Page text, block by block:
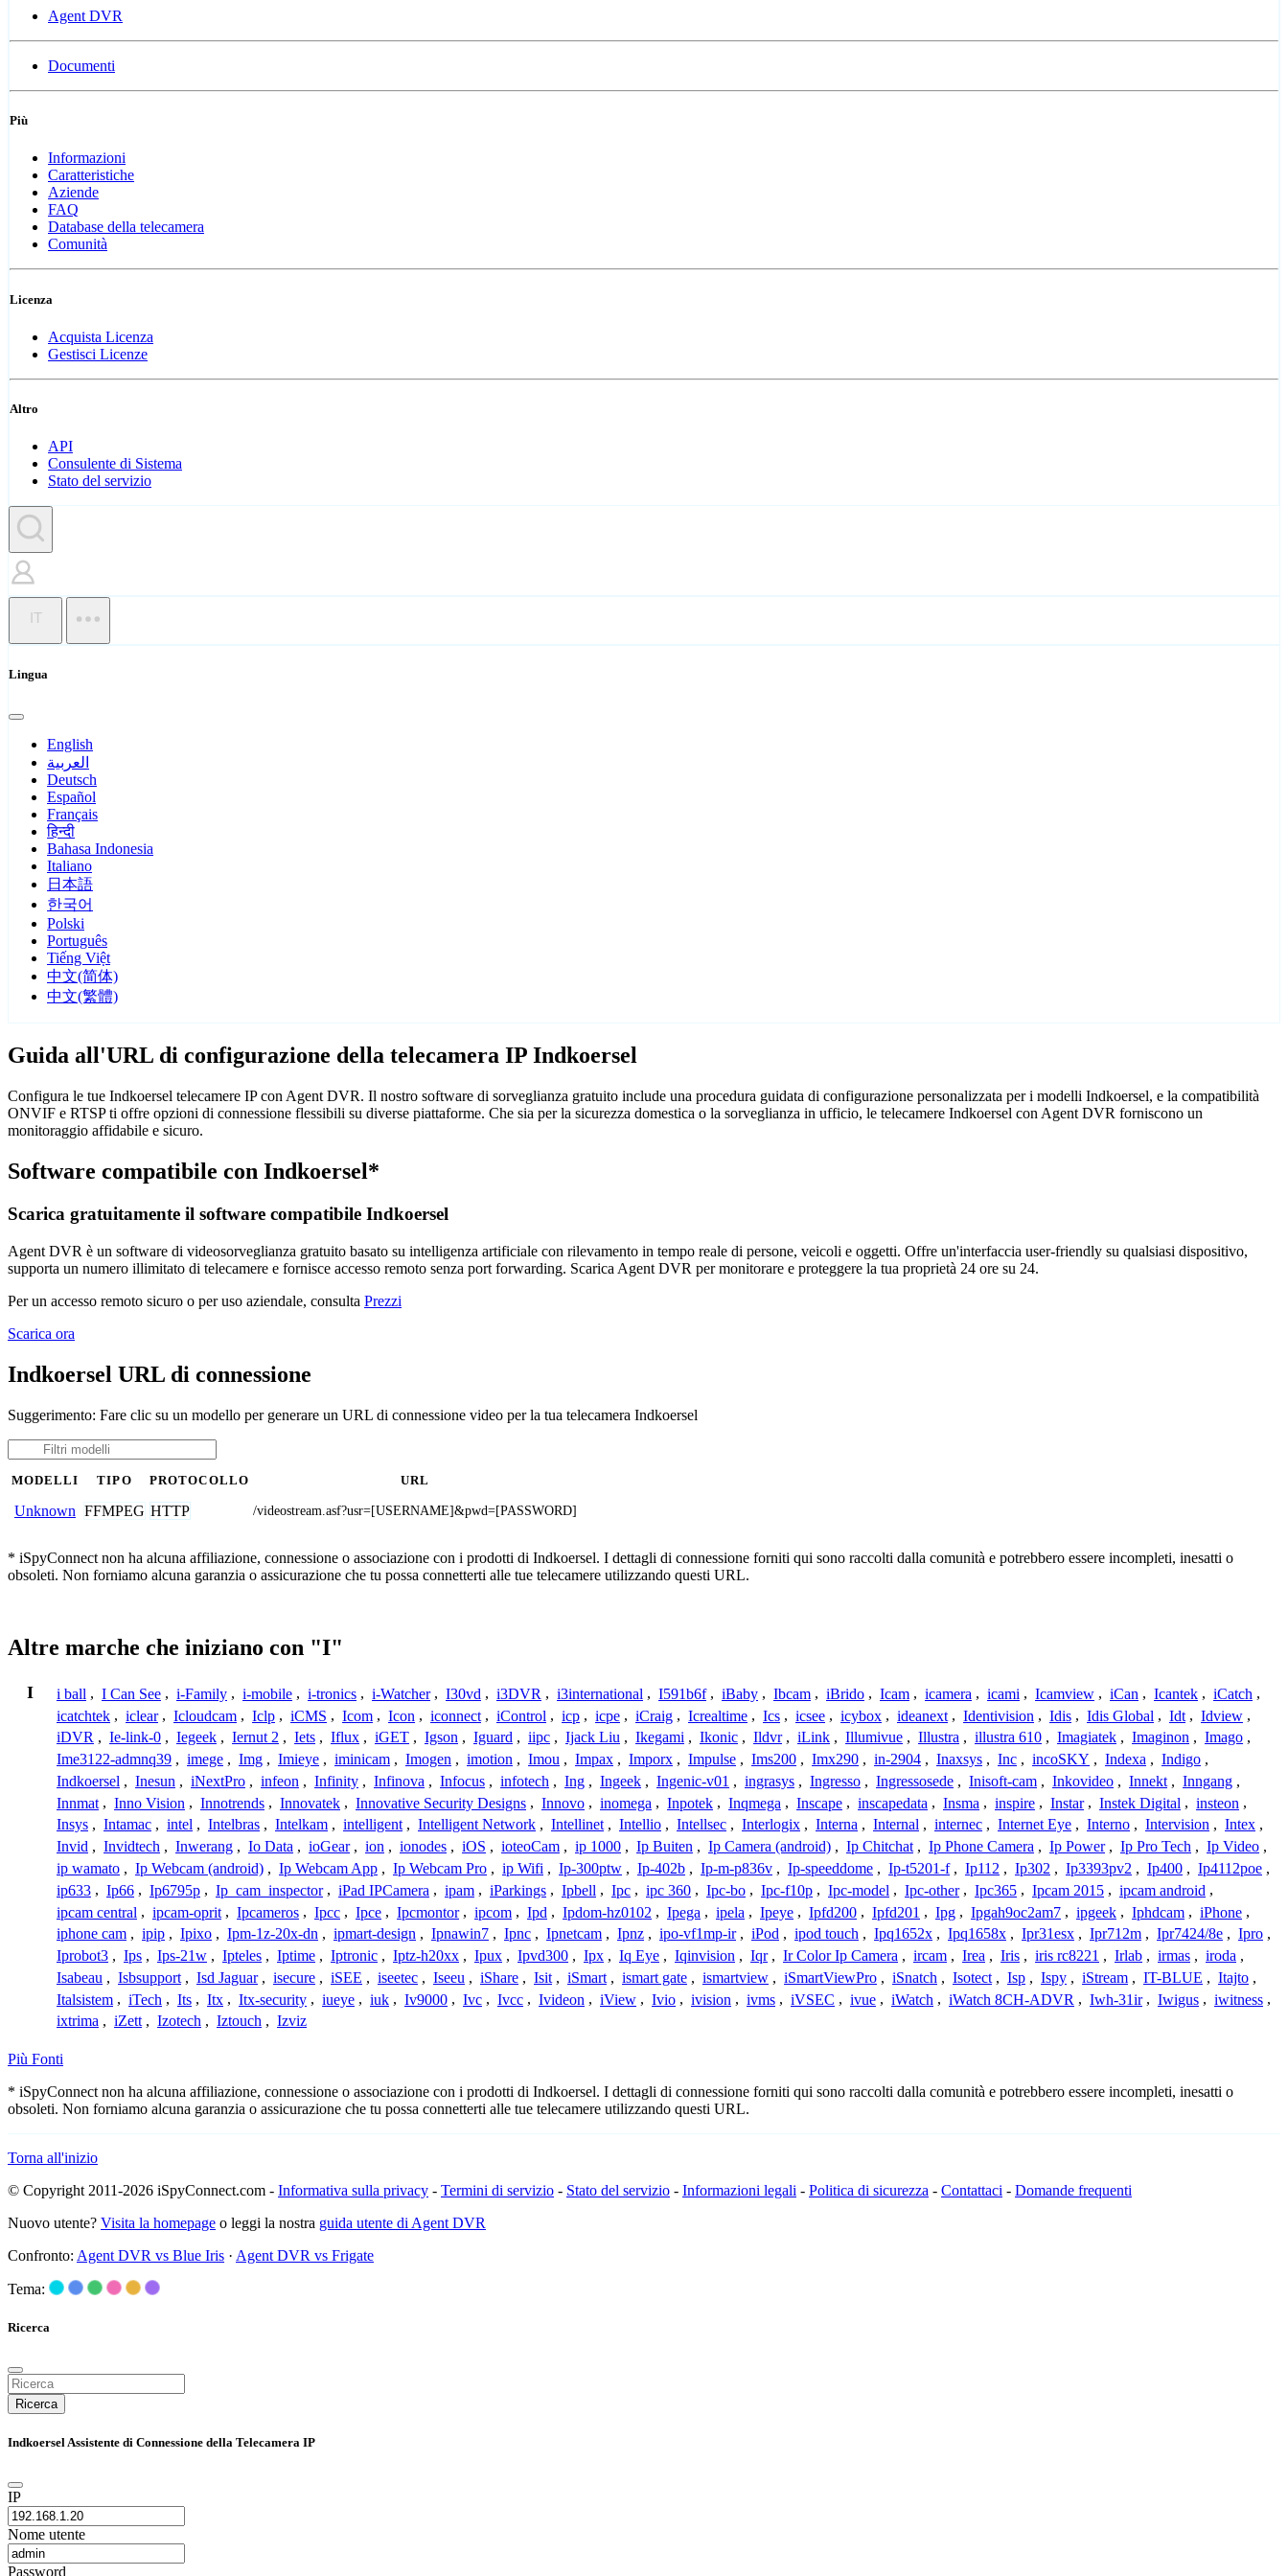
Agent DVR
Documenti
Più
Informazioni
Caratteristiche
Aziende
FAQ
Database della telecamera
Comunità
Licenza
Acquista Licenza
Gestisci Licenze
Altro
API
Consulente di Sistema
Stato del servizio
IT
Lingua
English
العربية
Deutsch
Español
Français
हिन्दी
Bahasa Indonesia
Italiano
日本語
한국어
Polski
Português
Tiếng Việt
中文(简体)
中文(繁體)
Guida all'URL di configurazione della telecamera IP Indkoersel
Configura le tue Indkoersel telecamere IP con Agent DVR. Il nostro software di sorveglianza gratuito include una procedura guidata di configurazione personalizzata per i modelli Indkoersel, e la compatibilità
ONVIF e RTSP ti offre opzioni di connessione flessibili su diverse piattaforme. Che sia per la sicurezza domestica o la sorveglianza in ufficio, le telecamere Indkoersel con Agent DVR forniscono un
monitoraggio affidabile e sicuro.
Software compatibile con Indkoersel*
Scarica gratuitamente il software compatibile Indkoersel
Agent DVR è un software di videosorveglianza gratuito basato su intelligenza artificiale con rilevamento in tempo reale di persone, veicoli e oggetti. Offre un'interfaccia user-friendly su qualsiasi dispositivo,
supporta un numero illimitato di telecamere e fornisce accesso remoto senza port forwarding. Scarica Agent DVR per monitorare e proteggere la tua proprietà 24 ore su 24.
Per un accesso remoto sicuro o per uso aziendale, consulta Prezzi
Scarica ora
Indkoersel URL di connessione
Suggerimento: Fare clic su un modello per generare un URL di connessione video per la tua telecamera Indkoersel
MODELLI TIPO PROTOCOLLO URL
Unknown FFMPEG HTTP /videostream.asf?usr=[USERNAME]&pwd=[PASSWORD]
* iSpyConnect non ha alcuna affiliazione, connessione o associazione con i prodotti di Indkoersel. I dettagli di connessione forniti qui sono raccolti dalla comunità e potrebbero essere incompleti, inesatti o
obsoleti. Non forniamo alcuna garanzia o assicurazione che tu possa connetterti alle tue telecamere utilizzando questi URL.
Altre marche che iniziano con "I"
I i ball , I Can See , i-Family , i-mobile , i-tronics , i-Watcher , I30vd , i3DVR , i3international , I591b6f , iBaby , Ibcam , iBrido , Icam , icamera , icami , Icamview , iCan , Icantek , iCatch ,
icatchtek , iclear , Icloudcam , Iclp , iCMS , Icom , Icon , iconnect , iControl , icp , icpe , iCraig , Icrealtime , Ics , icsee , icybox , ideanext , Identivision , Idis , Idis Global , Idt , Idview ,
iDVR , Ie-link-0 , Iegeek , Iernut 2 , Iets , Iflux , iGET , Igson , Iguard , iipc , Ijack Liu , Ikegami , Ikonic , Ildvr , iLink , Illumivue , Illustra , illustra 610 , Imagiatek , Imaginon , Imago ,
Ime3122-admnq39 , imege , Img , Imieye , iminicam , Imogen , imotion , Imou , Impax , Imporx , Impulse , Ims200 , Imx290 , in-2904 , Inaxsys , Inc , incoSKY , Indexa , Indigo ,
Indkoersel , Inesun , iNextPro , infeon , Infinity , Infinova , Infocus , infotech , Ing , Ingeek , Ingenic-v01 , ingrasys , Ingresso , Ingressosede , Inisoft-cam , Inkovideo , Innekt , Inngang ,
Innmat , Inno Vision , Innotrends , Innovatek , Innovative Security Designs , Innovo , inomega , Inpotek , Inqmega , Inscape , inscapedata , Insma , inspire , Instar , Instek Digital , insteon ,
Insys , Intamac , intel , Intelbras , Intelkam , intelligent , Intelligent Network , Intellinet , Intellio , Intellsec , Interlogix , Interna , Internal , internec , Internet Eye , Interno , Intervision , Intex ,
Invid , Invidtech , Inwerang , Io Data , ioGear , ion , ionodes , iOS , ioteoCam , ip 1000 , Ip Buiten , Ip Camera (android) , Ip Chitchat , Ip Phone Camera , Ip Power , Ip Pro Tech , Ip Video ,
ip wamato , Ip Webcam (android) , Ip Webcam App , Ip Webcam Pro , ip Wifi , Ip-300ptw , Ip-402b , Ip-m-p836v , Ip-speeddome , Ip-t5201-f , Ip112 , Ip302 , Ip3393pv2 , Ip400 , Ip4112poe ,
ip633 , Ip66 , Ip6795p , Ip_cam_inspector , iPad IPCamera , ipam , iParkings , Ipbell , Ipc , ipc 360 , Ipc-bo , Ipc-f10p , Ipc-model , Ipc-other , Ipc365 , Ipcam 2015 , ipcam android ,
ipcam central , ipcam-oprit , Ipcameros , Ipcc , Ipce , Ipcmontor , ipcom , Ipd , Ipdom-hz0102 , Ipega , ipela , Ipeye , Ipfd200 , Ipfd201 , Ipg , Ipgah9oc2am7 , ipgeek , Iphdcam , iPhone ,
iphone cam , ipip , Ipixo , Ipm-1z-20x-dn , ipmart-design , Ipnawin7 , Ipnc , Ipnetcam , Ipnz , ipo-vf1mp-ir , iPod , ipod touch , Ipq1652x , Ipq1658x , Ipr31esx , Ipr712m , Ipr7424/8e , Ipro ,
Iprobot3 , Ips , Ips-21w , Ipteles , Iptime , Iptronic , Iptz-h20xx , Ipux , Ipvd300 , Ipx , Iq Eye , Iqinvision , Iqr , Ir Color Ip Camera , ircam , Irea , Iris , iris rc8221 , Irlab , irmas , iroda ,
Isabeau , Isbsupport , Isd Jaguar , isecure , iSEE , iseetec , Iseeu , iShare , Isit , iSmart , ismart gate , ismartview , iSmartViewPro , iSnatch , Isotect , Isp , Ispy , iStream , IT-BLUE , Itajto ,
Italsistem , iTech , Its , Itx , Itx-security , iueye , iuk , Iv9000 , Ivc , Ivcc , Ivideon , iView , Ivio , ivision , ivms , iVSEC , ivue , iWatch , iWatch 8CH-ADVR , Iwh-31ir , Iwigus , iwitness ,
ixtrima , iZett , Izotech , Iztouch , Izviz
Più Fonti
* iSpyConnect non ha alcuna affiliazione, connessione o associazione con i prodotti di Indkoersel. I dettagli di connessione forniti qui sono raccolti dalla comunità e potrebbero essere incompleti, inesatti o
obsoleti. Non forniamo alcuna garanzia o assicurazione che tu possa connetterti alle tue telecamere utilizzando questi URL.
Torna all'inizio
© Copyright 2011-2026 iSpyConnect.com - Informativa sulla privacy - Termini di servizio - Stato del servizio - Informazioni legali - Politica di sicurezza - Contattaci - Domande frequenti
Nuovo utente? Visita la homepage o leggi la nostra guida utente di Agent DVR
Confronto: Agent DVR vs Blue Iris · Agent DVR vs Frigate
Tema:
Ricerca
Ricerca
Indkoersel Assistente di Connessione della Telecamera IP
IP
Nome utente
Password